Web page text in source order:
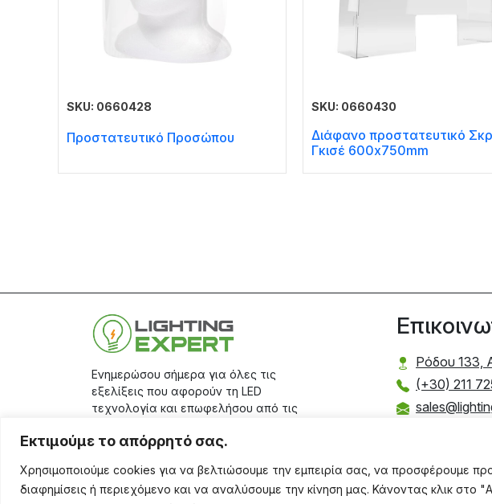
Εκτιμούμε το απόρρητό σας.
Χρησιμοποιούμε cookies για να βελτιώσουμε την εμπειρία σας, να προσφέρουμε
διαφημίσεις ή περιεχόμενο και να αναλύσουμε την κίνηση μας. Κάνοντας κλικ στο
SKU: 0660428
Προστατευτικό Προσώπου
SKU: 0660430
Διάφανο προστατευτικό
Γκισέ 600x750mm
Ενημερώσου σήμερα για όλες τις
εξελίξεις που αφορούν τη LED
τεχνολογία και επωφελήσου από τις
την εγγραφή σου στοsite.
Aριθμός Γ.Ε.ΜΗ.: 17401671000
Ρόδου 133,
(+30) 211